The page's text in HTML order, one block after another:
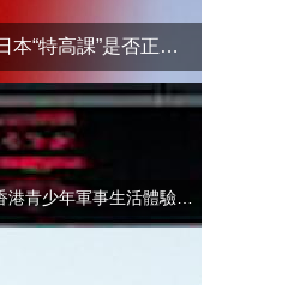
【通講壇】歷史陰影重現？日本“特高課”是否正在借殼還魂